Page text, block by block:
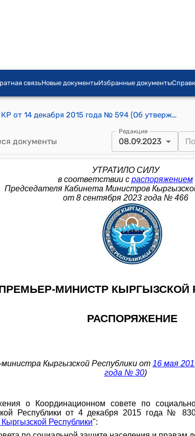
связьНовые документыИзбранные документы
Распоряжение Премьер-министра КР от 14 декабря 2015 года № 594 (Об утверждении состава Координационного совета по социальной защите населения и правам детей)
документы
Редакция
08.09.2023